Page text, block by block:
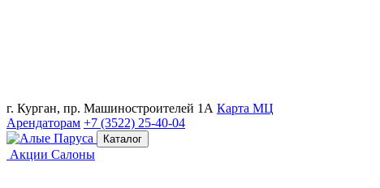
г. Курган, пр. Машиностроителей 1А Карта МЦ
Арендаторам +7 (3522) 25-40-04
Каталог
Акции Салоны